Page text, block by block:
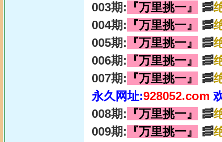
003期: 『万里挑一』 🥓
004期: 『万里挑一』 🥓
005期: 『万里挑一』 🥓
006期: 『万里挑一』 🥓
007期: 『万里挑一』 🥓
永久网址:928052.com
008期: 『万里挑一』 🥓
009期: 『万里挑一』 🥓